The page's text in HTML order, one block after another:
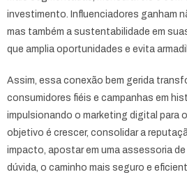
investimento. Influenciadores ganham
mas também a sustentabilidade em
que amplia oportunidades e evita
Assim, essa conexão bem gerida
consumidores fiéis e campanhas em
impulsionando o marketing digital para
objetivo é crescer, consolidar a
impacto, apostar em uma assessoria
dúvida, o caminho mais seguro e